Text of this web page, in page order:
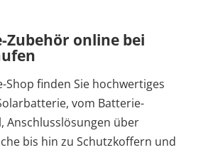
online bei
Shop finden Sie hochwertiges
vom Batterie-
Anschlusslösungen über
bis hin zu Schutzkoffern und